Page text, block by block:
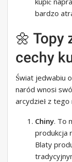
bardzo
🌼 Topy
cechy
Świat jedwabiu
naród wnosi
arcydzieł z tego
Chiny. To
produkcja
Blaty